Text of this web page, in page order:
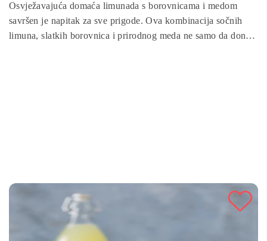
Osvježavajuća domaća limunada s borovnicama i medom
savršen je napitak za sve prigode. Ova kombinacija sočnih
limuna, slatkih borovnica i prirodnog meda ne samo da donosi